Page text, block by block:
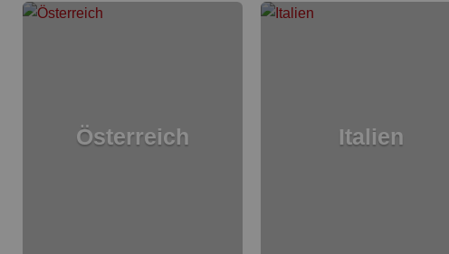
Österreich Italien